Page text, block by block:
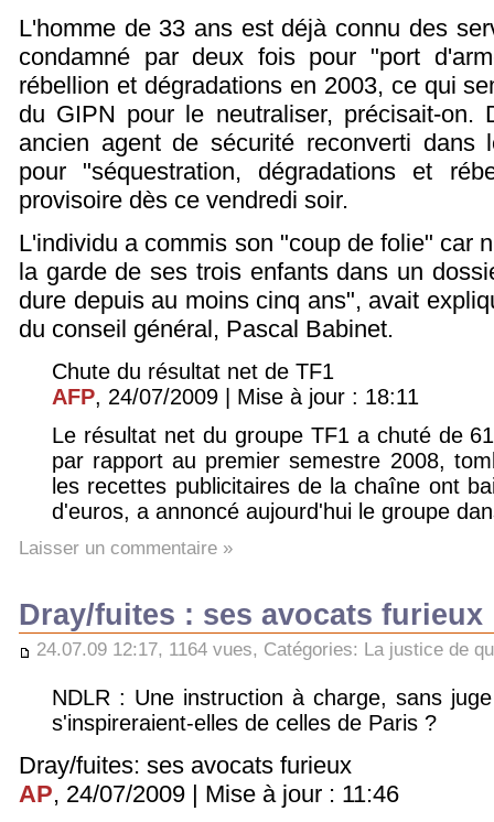
L'homme de 33 ans est déjà connu des
condamné par deux fois pour "port
rébellion et dégradations en 2003, ce qui
du GIPN pour le neutraliser, précisait-on.
ancien agent de sécurité reconverti dans
pour "séquestration, dégradations et
provisoire dès ce vendredi soir.
L'individu a commis son "coup de folie" car
la garde de ses trois enfants dans un
dure depuis au moins cinq ans", avait
du conseil général, Pascal Babinet.
Chute du résultat net de TF1
AFP, 24/07/2009 | Mise à jour : 18:11
Le résultat net du groupe TF1 a chuté de
par rapport au premier semestre 2008,
les recettes publicitaires de la chaîne ont
d'euros, a annoncé aujourd'hui le groupe
Laisser un commentaire »
Dray/fuites : ses avocats furieux
24.07.09 12:17, 1164 vues, Catégories: La justice de
NDLR : Une instruction à charge, sans
s'inspireraient-elles de celles de Paris ?
Dray/fuites: ses avocats furieux
AP, 24/07/2009 | Mise à jour : 11:46